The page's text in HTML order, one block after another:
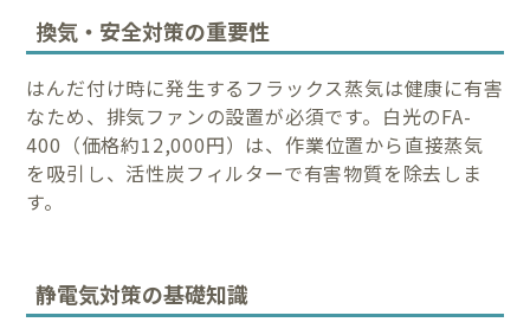
換気・安全対策の重要性
はんだ付け時に発生するフラックス蒸気は健康に有害
なため、排気ファンの設置が必須です。白光のFA-
400（価格約12,000円）は、作業位置から直接蒸気
を吸引し、活性炭フィルターで有害物質を除去しま
す。
静電気対策の基礎知識